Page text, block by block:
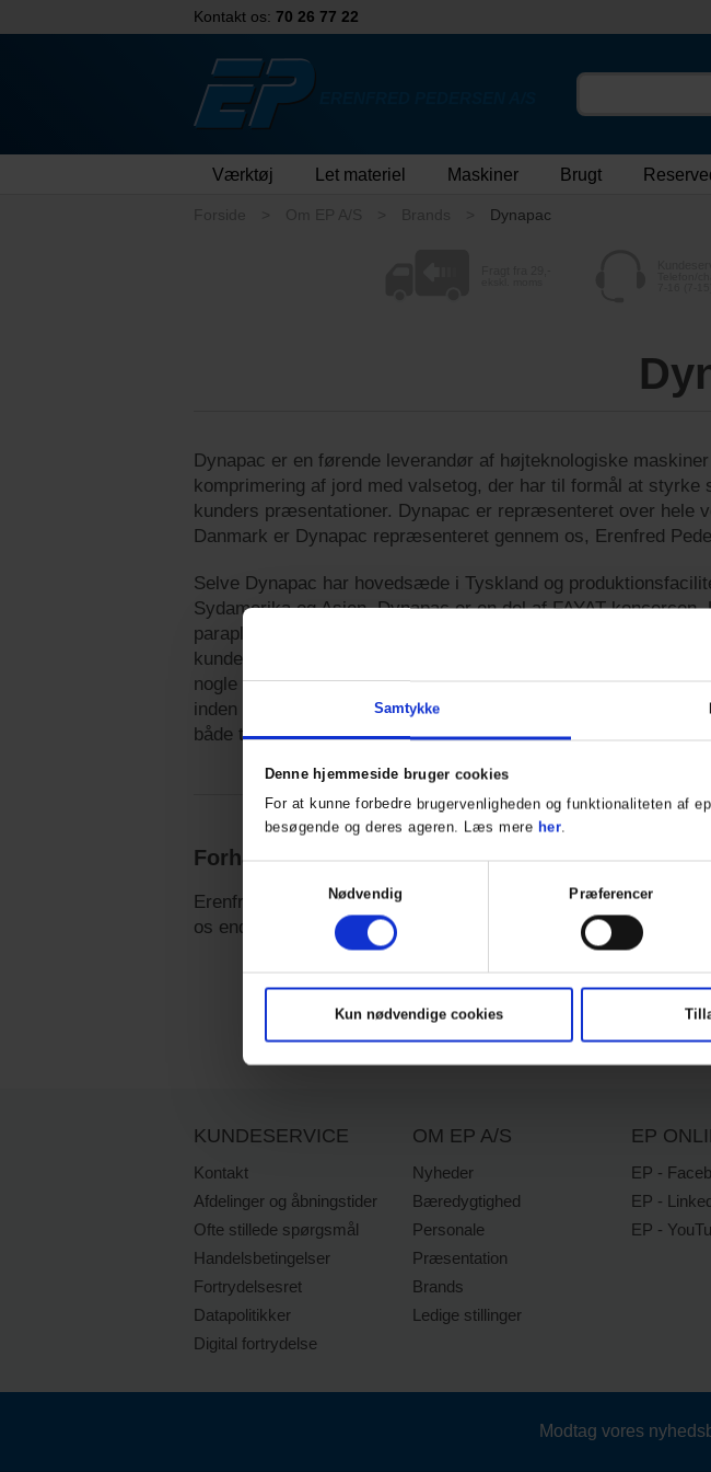
Samtykke
Denne hjemmeside bruger cookies
For at kunne forbedre brugervenligheden og funktionaliteten af
besøgende og deres ageren. Læs mere her.
Nødvendig
Præferencer
Kun nødvendige cookies
Kontakt os: 70 26 77 22
Værktøj Let materiel Maskiner Brugt
Dynapac
Dynapac er en førende leverandør af højteknologiske
komprimering af jord med valsetog, der har til formål at styrke
kunders præsentationer. Dynapac er repræsenteret over hele
Danmark er Dynapac repræsenteret gennem os, Erenfred
Selve Dynapac har hovedsæde i Tyskland og
Sydamerika og Asien. Dynapac er en del af FAYAT koncercen.
paraplyen fungerer Dynapac som en selvstændig producent,
kunder state-of-the-art teknologi under Dynapac-mærket. I
nogle fremtidige teknologier samarbejder Dynapac med andre
inden for Fayat-koncernen for at tilbyde jer som kunder de
både til dagen men også til morgendagens udfordringer.
Forhandler af Dynapac
Erenfred Pedersen A/S er stolte af at forhandle Dynapac's
os endelig på chatten i højre hjørne eller giv os et kald på tlf.:
KUNDESERVICE
Kontakt
Afdelinger og åbningstider
Ofte stillede spørgsmål
Handelsbetingelser
Fortrydelsesret
Datapolitikker
Digital fortrydelse
OM EP A/S
Nyheder
Bæredygtighed
Personale
Præsentation
Brands
Ledige stillinger
EP
EP -
EP -
EP -
Modtag vores